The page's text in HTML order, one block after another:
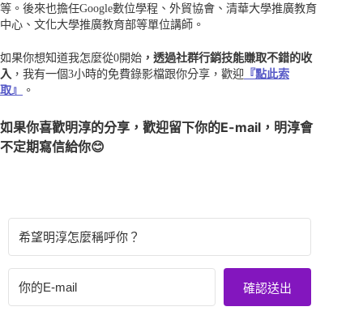
等。後來也擔任Google數位學程、外貿協會、清華大學推廣教育
中心、文化大學推廣教育部等單位講師。
如果你想知道我怎麼從0開始 ，透過社群行銷技能賺取不錯的收
入 ，我有一個3小時的免費錄影檔跟你分享，歡迎 『點此索
取』
。
如果你喜歡明淳的分享，歡迎留下你的E-mail，明淳會
不定期寫信給你😊
確認送出